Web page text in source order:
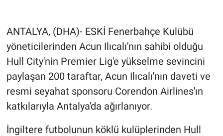
ANTALYA, (DHA)- ESKİ Fenerbahçe Kulübü
yöneticilerinden Acun Ilıcalı'nın sahibi olduğu
Hull City'nin Premier Lig'e yükselme sevincini
paylaşan 200 taraftar, Acun Ilıcalı'nın daveti ve
resmi seyahat sponsoru Corendon Airlines'ın
katkılarıyla Antalya'da ağırlanıyor.
İngiltere futbolunun köklü kulüplerinden Hull
Gün Başlıyor
Gün Bitiyor
Gün Ortası
Gündem Özel